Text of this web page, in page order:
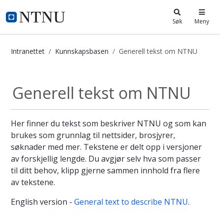
i.ntnu.no Søk Meny
Intranettet Kunnskapsbasen Generell tekst om NTNU
Generell tekst om NTNU
Her finner du tekst som beskriver NTNU og som kan
brukes som grunnlag til nettsider, brosjyrer,
søknader med mer. Tekstene er delt opp i versjoner
av forskjellig lengde. Du avgjør selv hva som passer
til ditt behov, klipp gjerne sammen innhold fra flere
av tekstene.
English version - General text to describe NTNU.